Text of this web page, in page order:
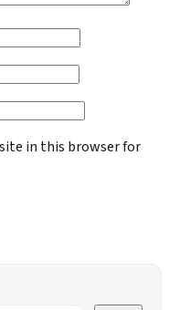
in this browser for